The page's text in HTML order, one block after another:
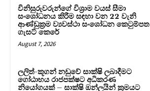
විනිසුරුවරුන්ගේ විශ්‍රාම වයස් සීමා
සංශෝධනය කිරීම සඳහා වන 22 වැනි
ආණ්ඩුක්‍රම ව්‍යවස්ථා සංශෝධන කෙටුම්පත
ගැසට් කෙරේ
August 7, 2026
ලලිත්-කූගන් නඩුවේ සාක්ෂි ලබාදීමට
ගෝඨාභය රාජපක්ෂට අධිකරණ
නියෝගයක් – සාක්ෂි ඔන්ලයින් ක්‍රමයට